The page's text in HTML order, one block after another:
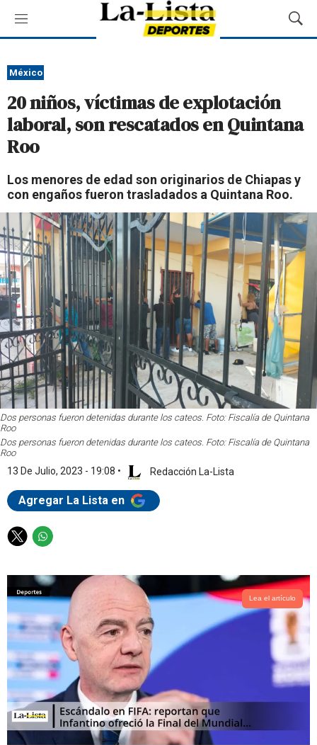
M
e
ú
M
o
B
q
u
d
a
México
20 niños, víctimas de explotación
laboral, son rescatados en Quintana
Roo
Los menores de edad son originarios de Chiapas y
con engaños fueron trasladados a Quintana Roo.
Dos personas fueron detenidas durante los cateos. Foto: Fiscalía de Quintana
Roo
Dos personas fueron detenidas durante los cateos. Foto: Fiscalía de Quintana
Roo
13 De Julio, 2023 - 19:08 • Redacción La-Lista
Agregar La Lista en
T
i
t
t
e
r
W
a
t
s
a
p
p
Lea el artículo